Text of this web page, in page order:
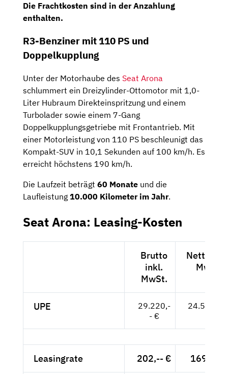
Die Frachtkosten sind in der Anzahlung
enthalten.
R3-Benziner mit 110 PS und
Doppelkupplung
Unter der Motorhaube des Seat Arona
schlummert ein Dreizylinder-Ottomotor mit 1,0-
Liter Hubraum Direkteinspritzung und einem
Turbolader sowie einem 7-Gang
Doppelkupplungsgetriebe mit Frontantrieb. Mit
einer Motorleistung von 110 PS beschleunigt das
Kompakt-SUV in 10,1 Sekunden auf 100 km/h. Es
erreicht höchstens 190 km/h.
Die Laufzeit beträgt 60 Monate und die
Laufleistung 10.000 Kilometer im Jahr.
Seat Arona: Leasing-Kosten
Brutto
inkl.
MwSt.
Netto
MwSt.
UPE
29.220,-
- €
24.555,--
Leasingrate 202,-- € 169,75 €